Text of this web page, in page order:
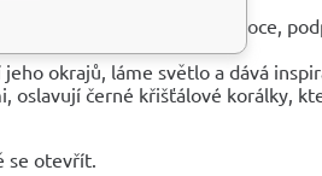
na psychiku, vyrovnává emoce,
okrajů, láme světlo a dává
oslavují černé křišťálové korálky,
se otevřít.